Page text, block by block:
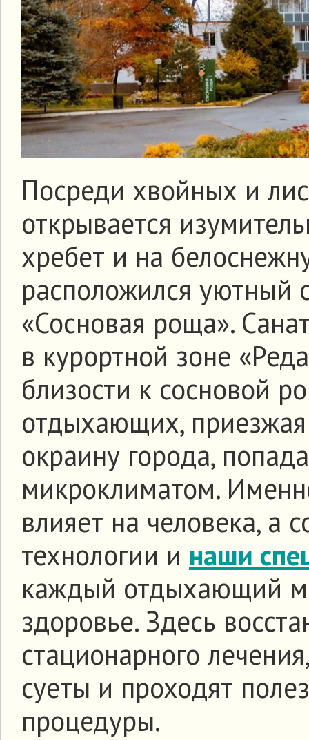
Посреди хвойных и
открывается
хребет и на
расположился уютный
«Сосновая роща».
в курортной зоне
близости к сосновой
отдыхающих,
окраину города,
микроклиматом.
влияет на человека, а
технологии и наши
каждый отдыхающий
здоровье. Здесь
стационарного
суеты и проходят
процедуры.